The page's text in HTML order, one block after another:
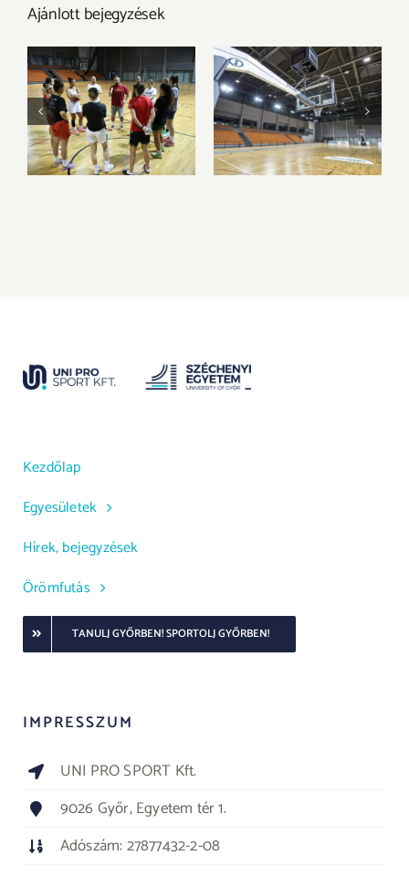
Ajánlott bejegyzések
Megkezdtük a
felkészülést az új
idényre
Az Olimpia
Sportparkba
költözik csapatunk
Kezdőlap
Egyesületek
Hírek, bejegyzések
Örömfutás
TANULJ GYŐRBEN! SPORTOLJ GYŐRBEN!
IMPRESSZUM
UNI PRO SPORT Kft.
9026 Győr, Egyetem tér 1.
Adószám: 27877432-2-08